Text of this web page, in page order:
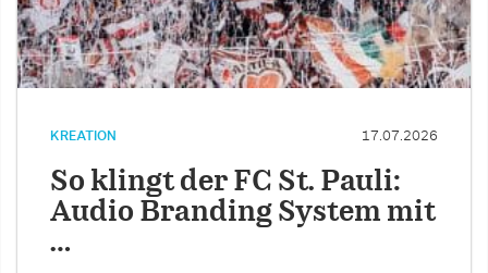
KREATION 17.07.2026
So klingt der FC St. Pauli:
Audio Branding System mit
…